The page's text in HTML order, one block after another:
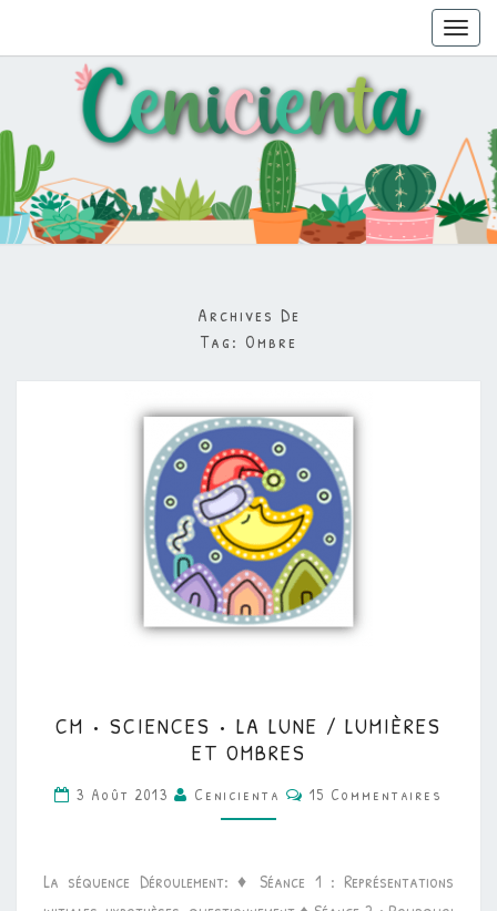
Archives De
Tag: Ombre
•
SCIENCES
•
LA
CM • SCIENCES • LA LUNE / LUMIÈRES
ET OMBRES
3 Août 2013 Cenicienta Commentaires
15 Commentaires
La séquence Déroulement: ♦ Séance 1 : Représentations